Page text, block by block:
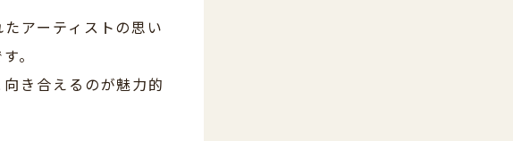
アーティストの思い
。
き合えるのが魅力的